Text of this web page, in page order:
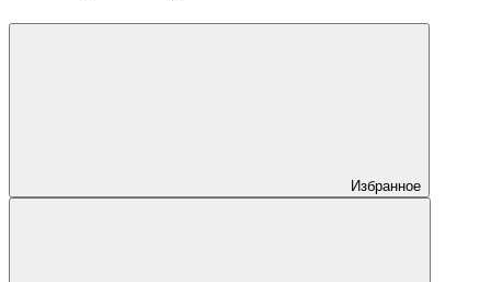
Избранное